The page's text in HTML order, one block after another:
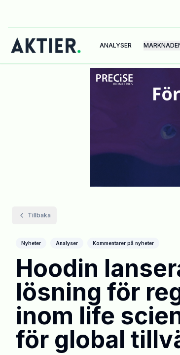
ANALYSER
Tillbaka
Nyheter Analyser Kommentarer på nyheter
Hoodin
lösning för
inom life
för global